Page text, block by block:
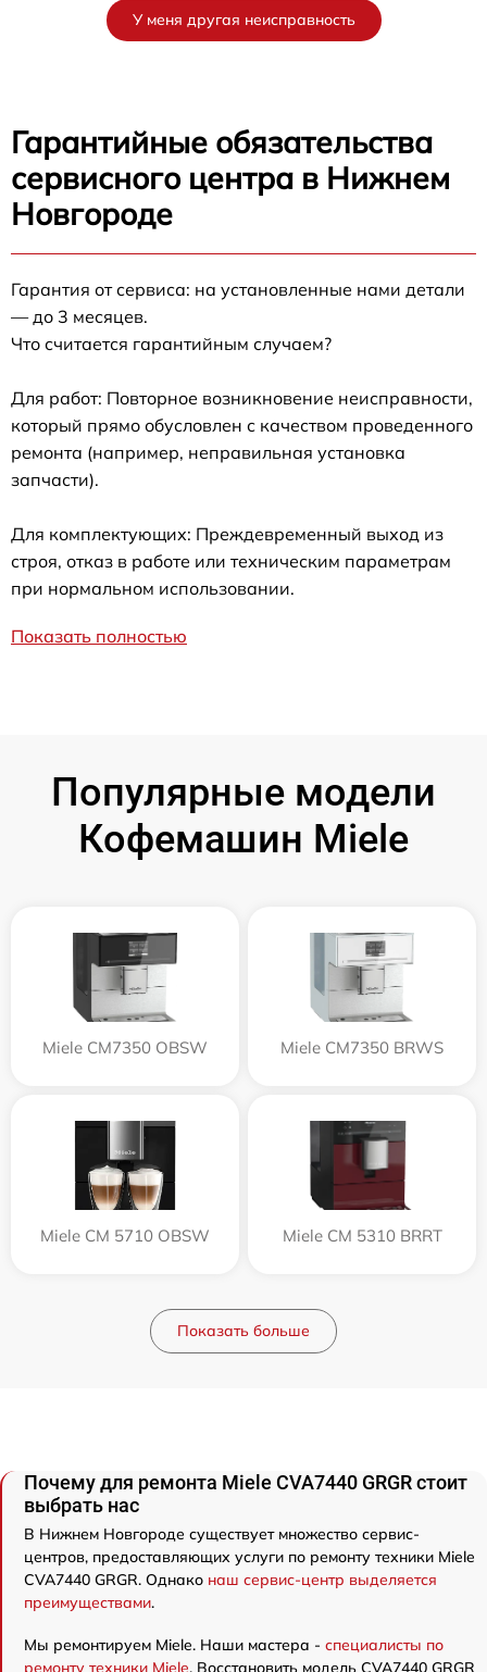
У меня другая неисправность
Гарантийные обязательства
сервисного центра в Нижнем
Новгороде
Гарантия от сервиса: на установленные нами детали
— до 3 месяцев.
Что считается гарантийным случаем?
Для работ: Повторное возникновение неисправности,
который прямо обусловлен с качеством проведенного
ремонта (например, неправильная установка
запчасти).
Для комплектующих: Преждевременный выход из
строя, отказ в работе или техническим параметрам
при нормальном использовании.
Показать полностью
Популярные модели
Кофемашин Miele
Miele CM7350 OBSW Miele CM7350 BRWS
Miele CM 5710 OBSW Miele CM 5310 BRRT
Показать больше
Почему для ремонта Miele CVA7440 GRGR стоит
выбрать нас
В Нижнем Новгороде существует множество сервис-
центров, предоставляющих услуги по ремонту техники Miele
CVA7440 GRGR. Однако наш сервис-центр выделяется
преимуществами.
Мы ремонтируем Miele. Наши мастера - специалисты по
ремонту техники Miele. Восстановить модель CVA7440 GRGR